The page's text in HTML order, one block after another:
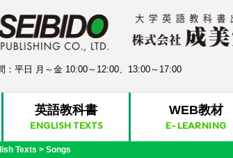
：平日 月～金 10:00～12:00、13:00～17:00
英語教科書
ENGLISH TEXTS
WEB教材
E-LEARNING
Texts > Songs